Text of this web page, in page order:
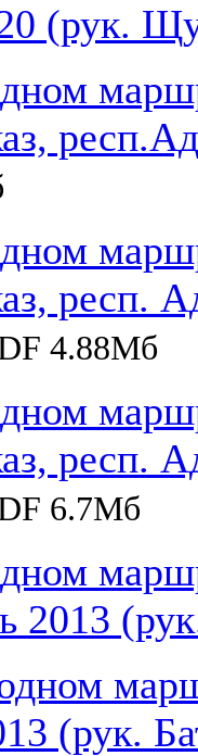
(рук.
респ.
4.88Мб
респ.
6.7Мб
2013
(рук.